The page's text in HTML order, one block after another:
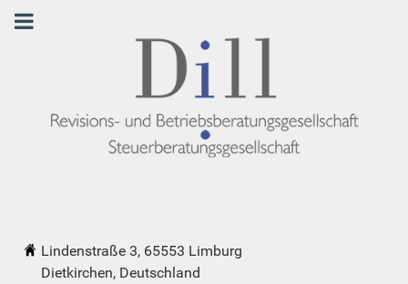
Lindenstraße 3, 65553 Limburg
Dietkirchen, Deutschland